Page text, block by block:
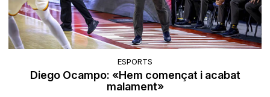
ESPORTS
Diego Ocampo: «Hem començat i acabat
malament»